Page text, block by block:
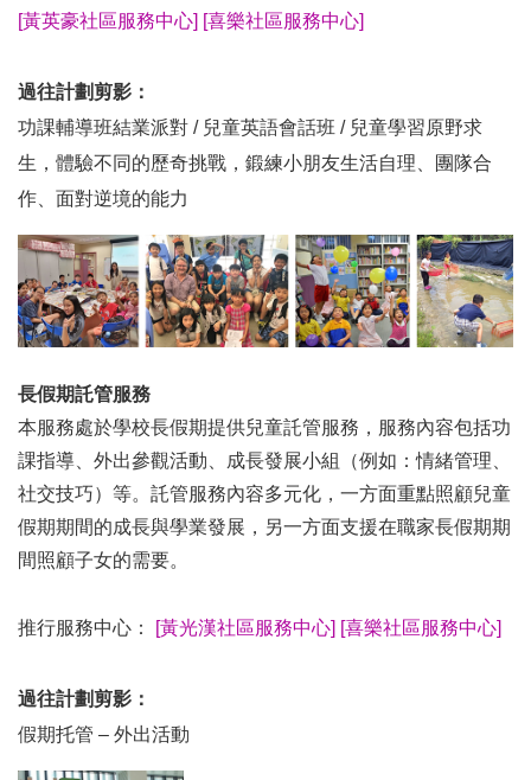
[黃英豪社區服務中心] [喜樂社區服務中心]
過往計劃剪影：
功課輔導班結業派對 / 兒童英語會話班 / 兒童學習原野求
生，體驗不同的歷奇挑戰，鍛練小朋友生活自理、團隊合
作、面對逆境的能力
長假期託管服務
本服務處於學校長假期提供兒童託管服務，服務內容包括功
課指導、外出參觀活動、成長發展小組（例如：情緒管理、
社交技巧）等。託管服務內容多元化，一方面重點照顧兒童
假期期間的成長與學業發展，另一方面支援在職家長假期期
間照顧子女的需要。
推行服務中心： [黃光漢社區服務中心] [喜樂社區服務中心]
過往計劃剪影：
假期托管 – 外出活動